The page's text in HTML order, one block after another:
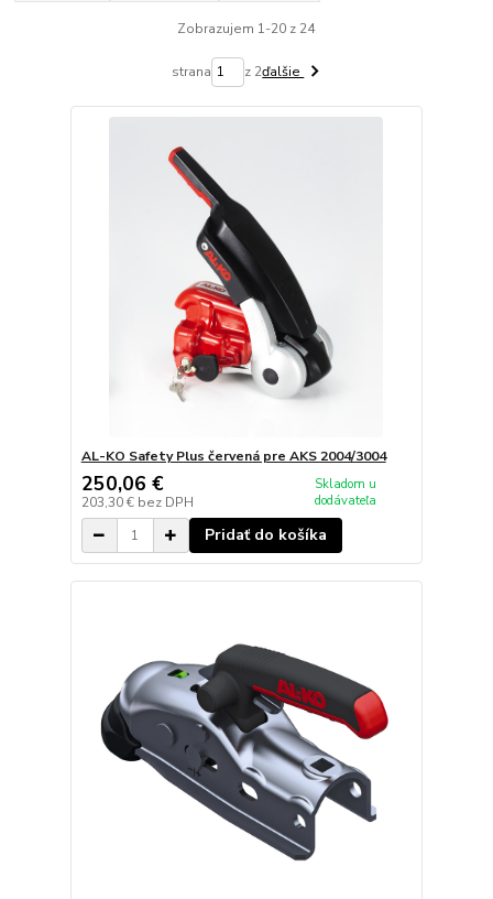
Zobrazujem 1-20 z 24
strana z 2ďalšie
AL-KO Safety Plus červená pre AKS 2004/3004
250,06 €
203,30 € bez DPH
Skladom u
dodávateľa
Pridať do košíka